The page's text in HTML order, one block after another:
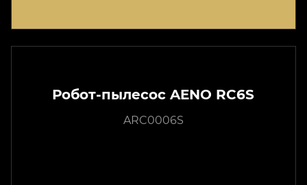
Робот-пылесос AENO RC6S
ARC0006S